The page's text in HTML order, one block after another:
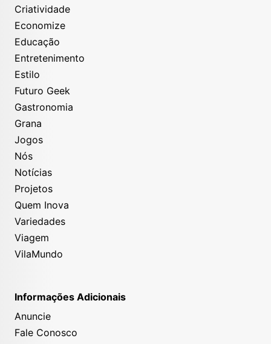
relaxar e apreciar a beleza do local.
Onde se hospedar
Além dos pontos históricos, locais como o
Brava Resort
rica natureza e história da cidade com uma
experiência moderna que atraísse turistas de todos
os gostos.
Criatividade
Economize
Educação
Entretenimento
Estilo
Futuro Geek
Gastronomia
Grana
Jogos
Nós
Notícias
Projetos
Quem Inova
Variedades
Viagem
VilaMundo
Informações Adicionais
Anuncie
Fale Conosco